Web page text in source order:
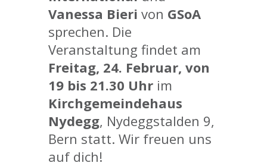
Vanessa Bieri von GSoA
sprechen. Die
Veranstaltung findet am
Freitag, 24. Februar, von
19 bis 21.30 Uhrim
Kirchgemeindehaus
Nydegg, Nydeggstalden 9,
Bern statt. Wir freuen uns
auf dich!